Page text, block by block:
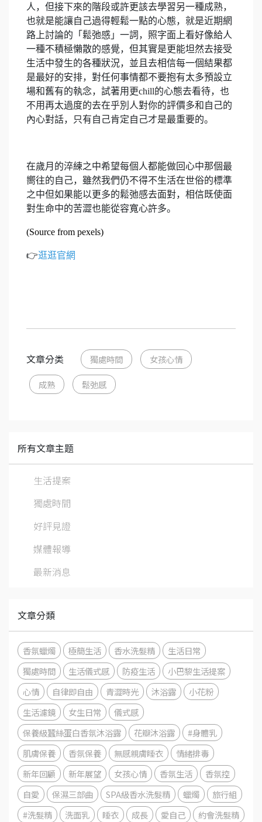
人，但接下來的階段或許更該去學習另一種成熟，
也就是能讓自己過得輕鬆一點的心態，就是近期網
路上討論的「鬆弛感」一詞，照字面上看好像給人
一種不積極懶散的感覺，但其實是更能坦然去接受
生活中發生的各種狀況，並且去相信每一個結果都
是最好的安排，對任何事情都不要抱有太多預設立
場和舊有的執念，試著用更chill的心態去看待，也
不用再太過度的去在乎別人對你的評價多和自己的
內心對話，只有自己肯定自己才是最重要的。
在歲月的淬練之中希望每個人都能做回心中那個最
嚮往的自己，雖然我們仍不得不生活在世俗的標準
之中但如果能以更多的鬆弛感去面對，相信既使面
對生命中的苦澀也能從容寬心許多。
(Source from pexels)
👉逛逛官網
文章分类 獨處時間 女孩心情
成熟 鬆弛感
所有文章主题
生活提案
獨處時間
好評見證
媒體報導
最新消息
文章分類
香氛蠟燭 極簡生活 香水洗髮精
生活日常
獨處時間
生活儀式感 防疫生活
小巴黎生活提案
心情
自律即自由 青澀時光 沐浴露
小花粉
生活濾鏡
女生日常
儀式感
保養級蠶絲蛋白香氛沐浴露
花瓣沐浴露
#身體乳
肌膚保養
香氛保養 無感親膚睡衣
情緒排毒
新年回顧
新年展望 女孩心情 香氛生活
香氛控
自愛
保濕三部曲 SPA級香水洗髮精 蠟燭
旅行組
#洗髮精
洗面乳 睡衣 成長 愛自己
約會洗髮精